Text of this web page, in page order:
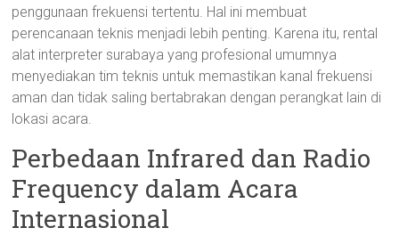
penggunaan frekuensi tertentu. Hal ini membuat
perencanaan teknis menjadi lebih penting. Karena itu, rental
alat interpreter surabaya yang profesional umumnya
menyediakan tim teknis untuk memastikan kanal frekuensi
aman dan tidak saling bertabrakan dengan perangkat lain di
lokasi acara.
Perbedaan Infrared dan Radio
Frequency dalam Acara
Internasional